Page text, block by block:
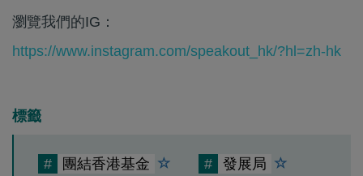
瀏覽我們的IG：
https://www.instagram.com/speakout_hk/?hl=zh-hk
標籤
# 團結香港基金 # 發展局